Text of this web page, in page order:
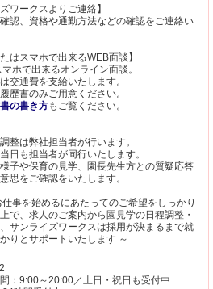
ワークスよりご連絡】
認、資格や通勤方法などの確認をご連絡い
はスマホで出来るWEB面談】
ホで出来るオンライン面談。
交通費を支給いたします。
歴書のみご用意ください。
の書き方もご覧ください。
整は弊社担当者が行います。
日も担当者が同行いたします。
子や保育の見学、園長先生方との質疑応答
思をご確認をいたします。
仕事を始めるにあたってのご希望をしっかり
で、求人のご案内から園見学の日程調整・
サンライズワークスは採用が決まるまで就
りとサポートいたします ～
：9:00～20:00／土日・祝日も受付中